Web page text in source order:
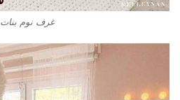
غرف نوم بنات 2